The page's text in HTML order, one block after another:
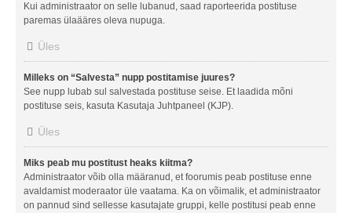
Kui administraator on selle lubanud, saad raporteerida postituse
paremas ülaääres oleva nupuga.
Üles
Milleks on “Salvesta” nupp postitamise juures?
See nupp lubab sul salvestada postituse seise. Et laadida mõni
postituse seis, kasuta Kasutaja Juhtpaneel (KJP).
Üles
Miks peab mu postitust heaks kiitma?
Administraator võib olla määranud, et foorumis peab postituse enne
avaldamist moderaator üle vaatama. Ka on võimalik, et administraator
on pannud sind sellesse kasutajate gruppi, kelle postitusi peab enne